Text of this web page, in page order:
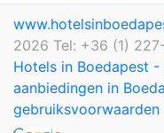
2026 Tel: +36 (1)
Hotels in Boedapest
aanbiedingen in
gebruiksvoorwaarden